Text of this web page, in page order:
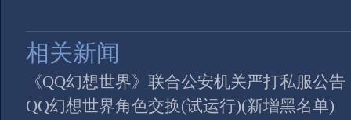
相关新闻
《QQ幻想世界》联合公安机关严打私服公告
QQ幻想世界角色交换(试运行)(新增黑名单)